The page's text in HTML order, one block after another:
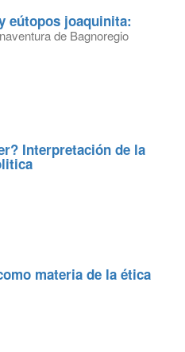
eútopos joaquinita:
de Bagnoregio
Interpretación de la
materia de la ética